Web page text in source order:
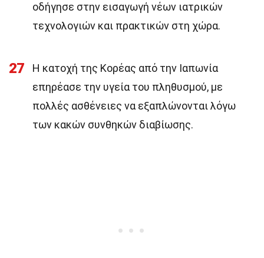
οδήγησε στην εισαγωγή νέων ιατρικών
τεχνολογιών και πρακτικών στη χώρα.
27
Η κατοχή της Κορέας από την Ιαπωνία
επηρέασε την υγεία του πληθυσμού, με
πολλές ασθένειες να εξαπλώνονται λόγω
των κακών συνθηκών διαβίωσης.